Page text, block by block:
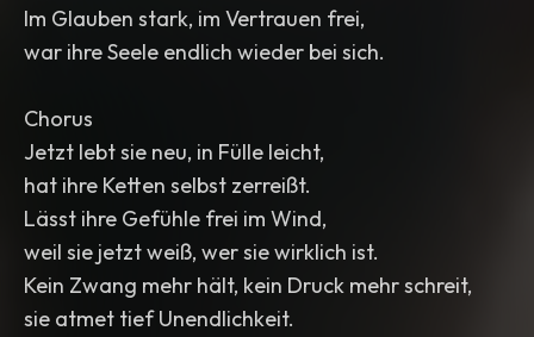
Im Glauben stark, im Vertrauen frei,
war ihre Seele endlich wieder bei sich.
Chorus
Jetzt lebt sie neu, in Fülle leicht,
hat ihre Ketten selbst zerreißt.
Lässt ihre Gefühle frei im Wind,
weil sie jetzt weiß, wer sie wirklich ist.
Kein Zwang mehr hält, kein Druck mehr schreit,
sie atmet tief Unendlichkeit.